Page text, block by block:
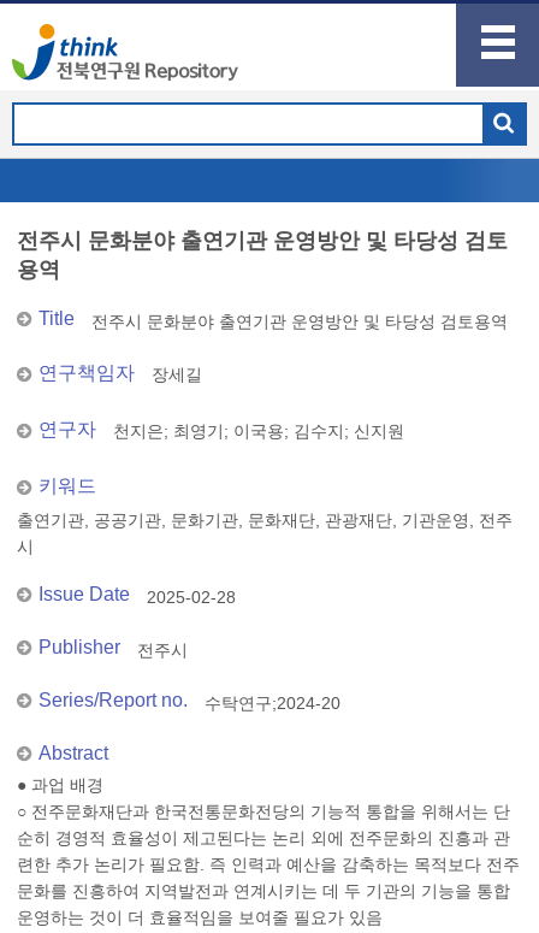
전주시 문화분야 출연기관 운영방안 및 타당성 검토
용역
Title 전주시 문화분야 출연기관 운영방안 및 타당성 검토용역
연구책임자 장세길
연구자 천지은; 최영기; 이국용; 김수지; 신지원
키워드
출연기관, 공공기관, 문화기관, 문화재단, 관광재단, 기관운영, 전주
시
Issue Date 2025-02-28
Publisher 전주시
Series/Report no. 수탁연구;2024-20
Abstract
● 과업 배경
○ 전주문화재단과 한국전통문화전당의 기능적 통합을 위해서는 단
순히 경영적 효율성이 제고된다는 논리 외에 전주문화의 진흥과 관
련한 추가 논리가 필요함. 즉 인력과 예산을 감축하는 목적보다 전주
문화를 진흥하여 지역발전과 연계시키는 데 두 기관의 기능을 통합
운영하는 것이 더 효율적임을 보여줄 필요가 있음